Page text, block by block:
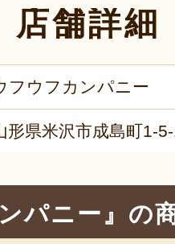
店舗詳細
フウフカンパニー
形県米沢市成島町1-
パニー』の